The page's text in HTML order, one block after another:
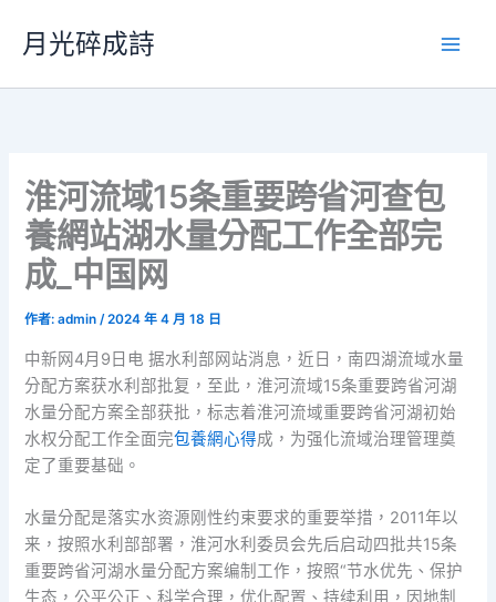
要
月光碎成詩
淮河流域15条重要跨省河查包
養網站湖水量分配工作全部完
成_中国网
作者:admin/2024 年 4 月 18 日
中新网4月9日电 据水利部网站消息，近日，南四湖流域水量
分配方案获水利部批复，至此，淮河流域15条重要跨省河湖
水量分配方案全部获批，标志着淮河流域重要跨省河湖初始
水权分配工作全面完包養網心得成，为强化流域治理管理奠
定了重要基础。
水量分配是落实水资源刚性约束要求的重要举措，2011年以
来，按照水利部部署，淮河水利委员会先后启动四批共15条
重要跨省河湖水量分配方案编制工作，按照“节水优先、保护
生态，公平公正、科学合理，优化配置、持续利用，因地制